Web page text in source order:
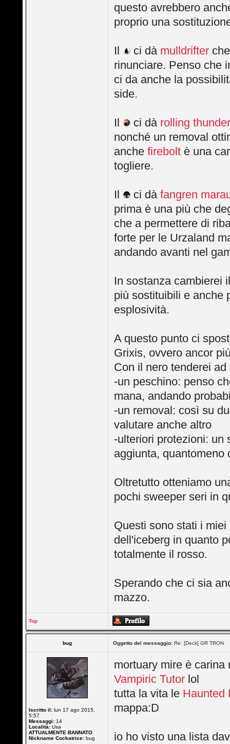
questo avrebbero
proprio una
Il ci dà mulldrifter
rinunciare. Penso che
ci da anche la
side.
Il ci dà rolling
nonché un removal
anchefirebolt è una
togliere.
Il ci dàfangren
prima è una più che
che a permettere di
forte per le Urzaland
andando avanti nel
In sostanza cambierei
più sostituibili e anche
esplosività.
A questo punto ci
Grixis, ovvero ancor
Con il nero tenderei
-un peschino: penso
mana, andando
-un removal: così su
valutare anche altro
-ulteriori protezioni: un
aggiunta, quantomeno
Oltretutto otteniamo
pochi sweeper seri in
Questi sono stati i
dell'iceberg in quanto
totalmente il rosso.
Sperando che ci sia
mazzo.
Top
bug Oggetto del messaggio: Re: [Deck] GR TRON
Iscritto il: lun 17 ago 2015,
5:57
Messaggi: 14
Località: Usa
ATTUALMENTE BANNATO
Nickname Cockatrice: bug
mortuary mire è
Vampiric Tutor lol
tutta la vita le Haunted
mappa:D
io ho visto una lista